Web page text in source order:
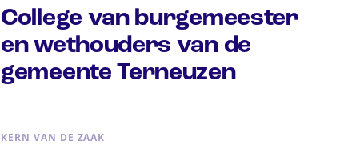
College van burgemeester
en wethouders van de
gemeente Terneuzen
KERN VAN DE ZAAK